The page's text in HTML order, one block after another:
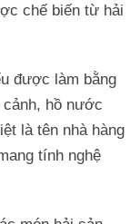
chế biến từ hải
được làm bằng
cảnh, hồ nước
là tên nhà hàng
tính nghệ